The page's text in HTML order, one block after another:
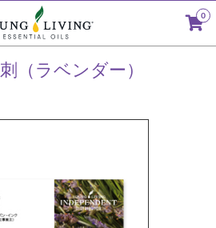
0
（ラベンダー）